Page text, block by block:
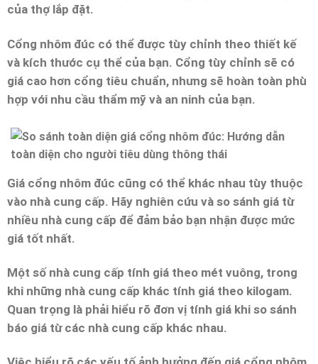
của thợ lắp đặt.
Cổng nhôm đúc có thể được tùy chỉnh theo thiết kế
và kích thước cụ thể của bạn. Cổng tùy chỉnh sẽ có
giá cao hơn cổng tiêu chuẩn, nhưng sẽ hoàn toàn phù
hợp với nhu cầu thẩm mỹ và an ninh của bạn.
Giá cổng nhôm đúc cũng có thể khác nhau tùy thuộc
vào nhà cung cấp. Hãy nghiên cứu và so sánh giá từ
nhiều nhà cung cấp để đảm bảo bạn nhận được mức
giá tốt nhất.
Một số nhà cung cấp tính giá theo mét vuông, trong
khi những nhà cung cấp khác tính giá theo kilogam.
Quan trọng là phải hiểu rõ đơn vị tính giá khi so sánh
báo giá từ các nhà cung cấp khác nhau.